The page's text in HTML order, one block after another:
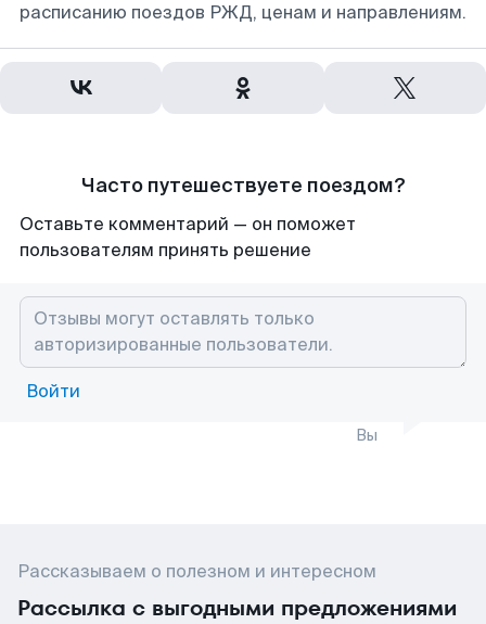
расписанию поездов РЖД, ценам и направлениям.
Часто путешествуете поездом?
Оставьте комментарий — он поможет
пользователям принять решение
Войти
Вы
Рассказываем о полезном и интересном
Рассылка с выгодными предложениями